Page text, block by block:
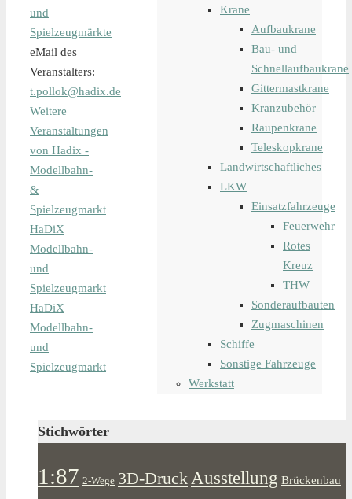
und
Spielzeugmärkte
eMail des
Veranstalters:
t.pollok@hadix.de
Weitere
Veranstaltungen
von Hadix -
Modellbahn-
&
Spielzeugmarkt
HaDiX
Modellbahn-
und
Spielzeugmarkt
HaDiX
Modellbahn-
und
Spielzeugmarkt
Krane
Aufbaukrane
Bau- und
Schnellaufbaukrane
Gittermastkrane
Kranzubehör
Raupenkrane
Teleskopkrane
Landwirtschaftliches
LKW
Einsatzfahrzeuge
Feuerwehr
Rotes
Kreuz
THW
Sonderaufbauten
Zugmaschinen
Schiffe
Sonstige Fahrzeuge
Werkstatt
Stichwörter
1:87 2-Wege 3D-DruckAusstellung Brückenbau